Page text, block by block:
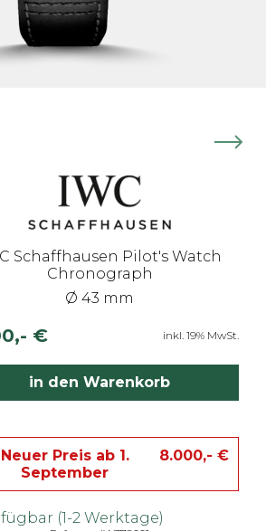
Schaffhausen Pilot's Watch
Chronograph
Ø 43 mm
€ inkl. 19% MwSt.
in den Warenkorb
Neuer Preis ab 1.
September
8.000,- €
(1-2 Werktage)